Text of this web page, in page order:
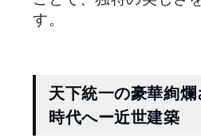
す。
天下統一の豪華絢
時代へー近世建築